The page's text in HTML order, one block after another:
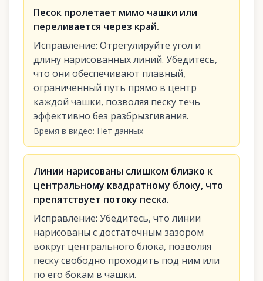
Песок пролетает мимо чашки или
переливается через край.
Исправление: Отрегулируйте угол и
длину нарисованных линий. Убедитесь,
что они обеспечивают плавный,
ограниченный путь прямо в центр
каждой чашки, позволяя песку течь
эффективно без разбрызгивания.
Время в видео: Нет данных
Линии нарисованы слишком близко к
центральному квадратному блоку, что
препятствует потоку песка.
Исправление: Убедитесь, что линии
нарисованы с достаточным зазором
вокруг центрального блока, позволяя
песку свободно проходить под ним или
по его бокам в чашки.